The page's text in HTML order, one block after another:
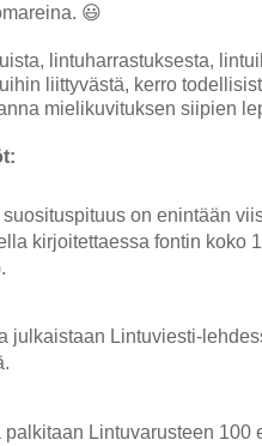
😃
lintuharrastuksesta,
liittyvästä, kerro
mielikuvituksen siipien
suosituspituus on enintään
kirjoitettaessa fontin koko
julkaistaan Lintuviesti-
palkitaan Lintuvarusteen 100